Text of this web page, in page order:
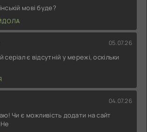
мові буде?
05.07.26
серіал є відсутній у мережі, оскільки
04.07.26
Чи є можливість додати на сайт